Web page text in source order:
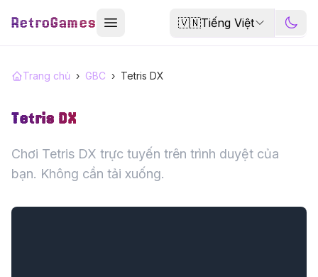
RetroGames 🇻🇳Tiếng Việt
Trang chủ › GBC › Tetris DX
Tetris DX
Chơi Tetris DX trực tuyến trên trình duyệt của
bạn. Không cần tải xuống.